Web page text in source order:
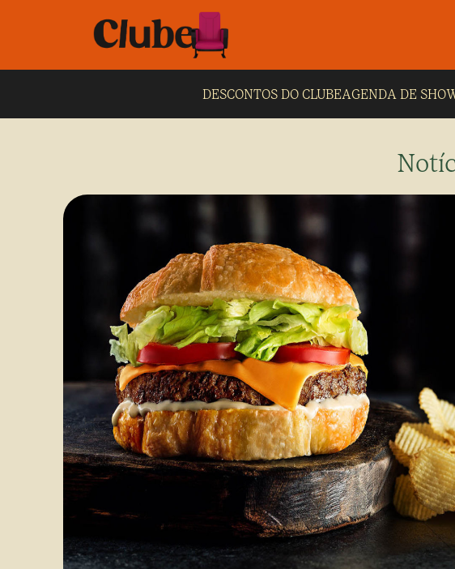
DESCONTOS DO CLUBEAGENDA DE